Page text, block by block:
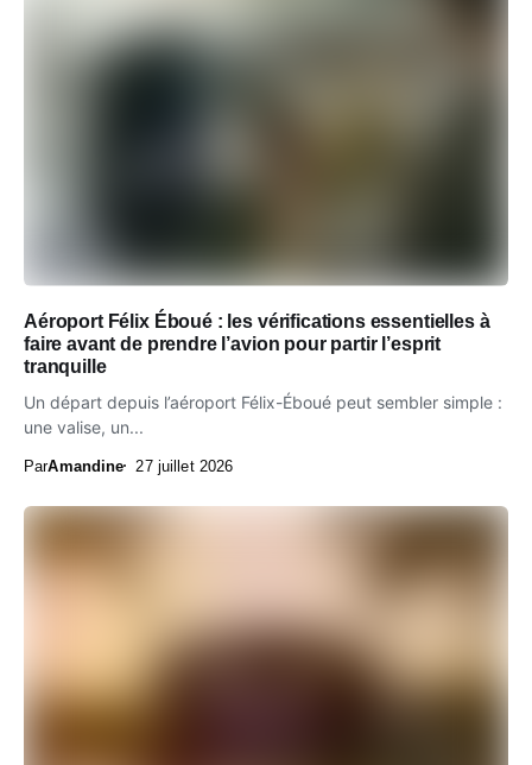
Aéroport Félix Éboué : les vérifications essentielles à
faire avant de prendre l’avion pour partir l’esprit
tranquille
Un départ depuis l’aéroport Félix-Éboué peut sembler simple :
une valise, un...
ParAmandine 27 juillet 2026